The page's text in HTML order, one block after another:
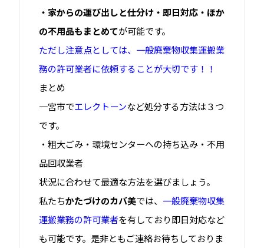
・家からの運び出しと仕分け・即日対応・ほか
の不用品もまとめてが可能です。
ただし注意点としては、一般廃棄物収集運搬業
務の許可業者に依頼することが大切です！！
まとめ
一宮市でエレクトーンなど処分する方法は３つ
です。
・粗大ごみ・環境センターへの持ち込み・不用
品回収業者
状況に合わせて最適な方法を選びましょう。
私たちかたづけのカバ美では、 一般廃棄物収集
運搬業務の許可業者を有しており即日対応など
も可能です。是非ともご連絡お待ちしておりま